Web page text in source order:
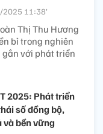
11:38’
Thị Thu Hương
bỉ trong nghiên
gắn với phát triển
2025: Phát triển
số đồng bộ,
và bền vững